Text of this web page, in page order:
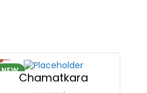
NEWChamatkara